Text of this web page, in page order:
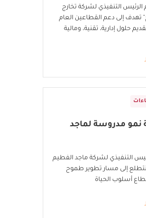
التنفيذي لشركة تخارج
تهدف إلى دعم القطاعين العام
حلول إدارية، تقنية، ومالية
نمو مدروسة لماجد
التنفيذي لشركة ماجد الفطيم
إلى مسار تطوير طموح
أسلوب الحياة